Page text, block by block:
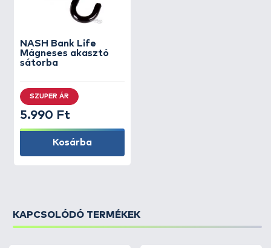
NASH
Bank Life
Mágneses akasztó
sátorba
SZUPER ÁR
5.990 Ft
Kosárba
KAPCSOLÓDÓ TERMÉKEK